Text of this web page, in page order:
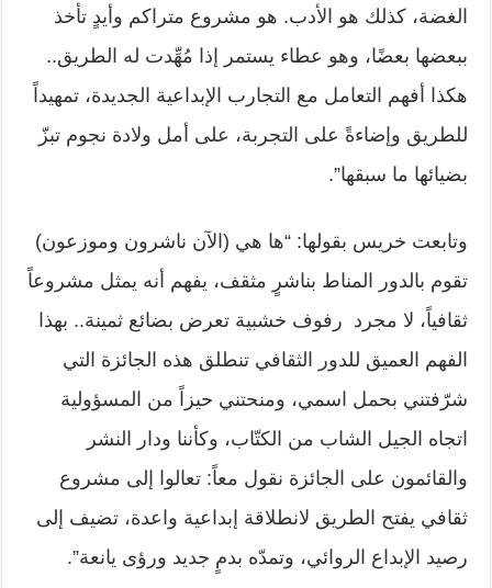
الغضة، كذلك هو الأدب. هو مشروع متراكم وأيدٍ تأخذ
ببعضها بعضًا، وهو عطاء يستمر إذا مُهِّدت له الطريق..
هكذا أفهم التعامل مع التجارب الإبداعية الجديدة، تمهيداً
للطريق وإضاءةً على التجربة، على أمل ولادة نجوم تبزّ
بضيائها ما سبقها”.
وتابعت خريس بقولها: “ها هي (الآن ناشرون وموزعون)
تقوم بالدور المناط بناشرٍ مثقف، يفهم أنه يمثل مشروعاً
ثقافياً، لا مجرد رفوف خشبية تعرض بضائع ثمينة.. بهذا
الفهم العميق للدور الثقافي تنطلق هذه الجائزة التي
شرّفتني بحمل اسمي، ومنحتني حيزاً من المسؤولية
اتجاه الجيل الشاب من الكتّاب، وكأننا ودار النشر
والقائمون على الجائزة نقول معاً: تعالوا إلى مشروع
ثقافي يفتح الطريق لانطلاقة إبداعية واعدة، تضيف إلى
رصيد الإبداع الروائي، وتمدّه بدمٍ جديد ورؤى يانعة”.